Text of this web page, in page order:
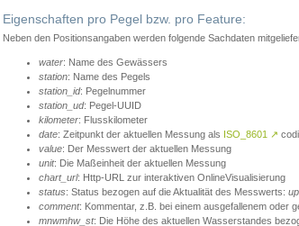
Eigenschaften pro Pegel bzw. pro Feature:
Neben den Positionsangaben werden folgende Sachdaten
water: Name des Gewässers
station: Name des Pegels
station_id: Pegelnummer
station_ud: Pegel-UUID
kilometer: Flusskilometer
date: Zeitpunkt der aktuellen Messung als ISO_8601 ↗
value: Der Messwert der aktuellen Messung
unit: Die Maßeinheit der aktuellen Messung
chart_url: Http-URL zur interaktiven OnlineVisualisierung
status: Status bezogen auf die Aktualität des Messwerts:
comment: Kommentar, z.B. bei einem ausgefallenem oder
mnwmhw_st: Die Höhe des aktuellen Wasserstandes